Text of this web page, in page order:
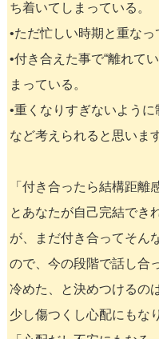
ち着いてしまっている。
•ただ忙しい時期と重なっ
•付き合えた事で“離れて
まっている。
•重くなりすぎないように
など考えられると思います
「付き合ったら結構距離
とあなたが自己完結でき
が、まだ付き合ってそん
ので、今の段階で話し合
冷めた、と決めつけるの
少し傷つくし心配にもな